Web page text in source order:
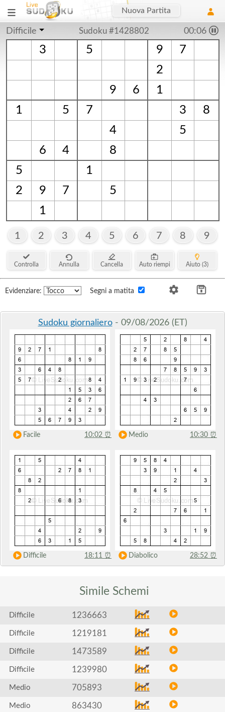
Nuova Partita
Difficile Sudoku #1428802 00:06
3 5 9
7
2
9
6
1
1
5 7 3
8
4
5
6
4
8
5
1
2
9 7
5
1
1 2 3 4 5 6 7 8 9
Controlla Annulla Cancella Auto riempi Aiuto (3)
Evidenziare: Segni a matita
Sudoku giornaliero- 09/08/2026 (ET)
Facile 10:02 ⏰ Medio 10:30 ⏰
Difficile 18:11 ⏰ Diabolico 28:52 ⏰
Simile Schemi
Difficile 1236663
Difficile 1219181
Difficile 1473589
Difficile 1239980
Medio 705893
Medio 863430